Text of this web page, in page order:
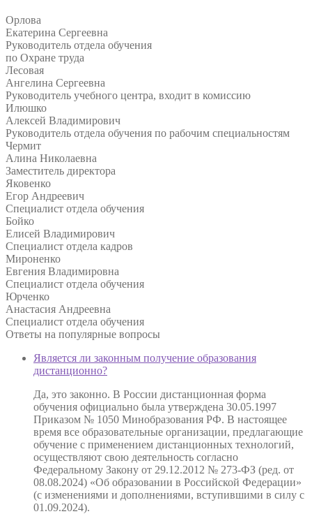
Орлова
Екатерина Сергеевна
Руководитель отдела обучения
по Охране труда
Лесовая
Ангелина Сергеевна
Руководитель учебного центра, входит в комиссию
Илюшко
Алексей Владимирович
Руководитель отдела обучения по рабочим специальностям
Чермит
Алина Николаевна
Заместитель директора
Яковенко
Егор Андреевич
Специалист отдела обучения
Бойко
Елисей Владимирович
Специалист отдела кадров
Мироненко
Евгения Владимировна
Специалист отдела обучения
Юрченко
Анастасия Андреевна
Специалист отдела обучения
Ответы на популярные вопросы
Является ли законным получение образования
дистанционно?
Да, это законно. В России дистанционная форма
обучения официально была утверждена 30.05.1997
Приказом № 1050 Минобразования РФ. В настоящее
время все образовательные организации, предлагающие
обучение с применением дистанционных технологий,
осуществляют свою деятельность согласно
Федеральному Закону от 29.12.2012 № 273-ФЗ (ред. от
08.08.2024) «Об образовании в Российской Федерации»
(с изменениями и дополнениями, вступившими в силу с
01.09.2024).